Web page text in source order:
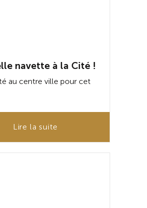
navette à la Cité !
au centre ville pour cet
Lire la suite